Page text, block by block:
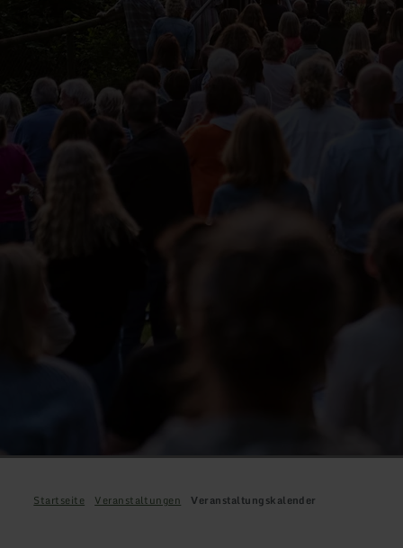
Startseite Veranstaltungen Veranstaltungskalender